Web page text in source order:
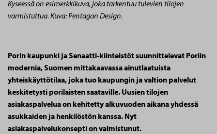
Kyseessä on esimerkkikuva, joka tarkentuu tulevien tilojen
varmistuttua. Kuva: Pentagon Design.
Porin kaupunki ja Senaatti-kiinteistöt suunnittelevat Poriin
modernia, Suomen mittakaavassa ainutlaatuista
yhteiskäyttötilaa, joka tuo kaupungin ja valtion palvelut
keskitetysti porilaisten saataville. Uusien tilojen
asiakaspalvelua on kehitetty alkuvuoden aikana yhdessä
asukkaiden ja henkilöstön kanssa. Nyt
asiakaspalvelukonsepti on valmistunut.